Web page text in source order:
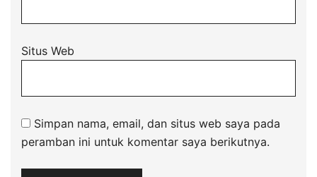
Situs Web
Simpan nama, email, dan situs web saya pada
peramban ini untuk komentar saya berikutnya.